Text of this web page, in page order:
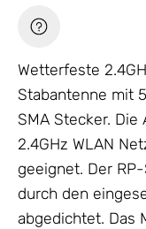
Wetterfeste
Stabantenne mit
SMA Stecker. Die
2.4GHz WLAN
geeignet. Der
durch den
abgedichtet. Das